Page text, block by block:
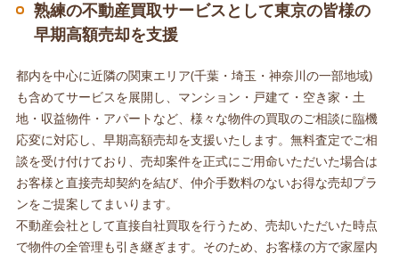
熟練の不動産買取サービスとして東京の皆様の
早期高額売却を支援
都内を中心に近隣の関東エリア(千葉・埼玉・神奈川の一部地域)
も含めてサービスを展開し、マンション・戸建て・空き家・土
地・収益物件・アパートなど、様々な物件の買取のご相談に臨機
応変に対応し、早期高額売却を支援いたします。無料査定でご相
談を受け付けており、売却案件を正式にご用命いただいた場合は
お客様と直接売却契約を結び、仲介手数料のないお得な売却プラ
ンをご提案してまいります。
不動産会社として直接自社買取を行うため、売却いただいた時点
で物件の全管理も引き継ぎます。そのため、お客様の方で家屋内